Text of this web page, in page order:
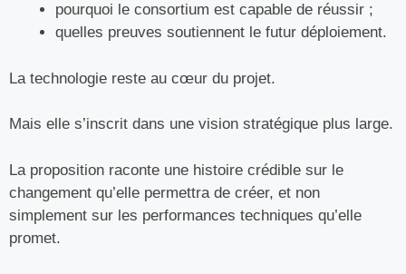
pourquoi le consortium est capable de réussir ;
quelles preuves soutiennent le futur déploiement.
La technologie reste au cœur du projet.
Mais elle s’inscrit dans une vision stratégique plus large.
La proposition raconte une histoire crédible sur le
changement qu’elle permettra de créer, et non
simplement sur les performances techniques qu’elle
promet.